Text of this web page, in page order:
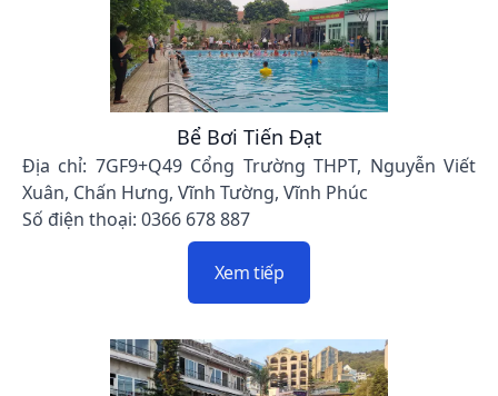
Bể Bơi Tiến Đạt
Địa chỉ: 7GF9+Q49 Cổng Trường THPT, Nguyễn Viết
Xuân, Chấn Hưng, Vĩnh Tường, Vĩnh Phúc
Số điện thoại: 0366 678 887
Xem tiếp